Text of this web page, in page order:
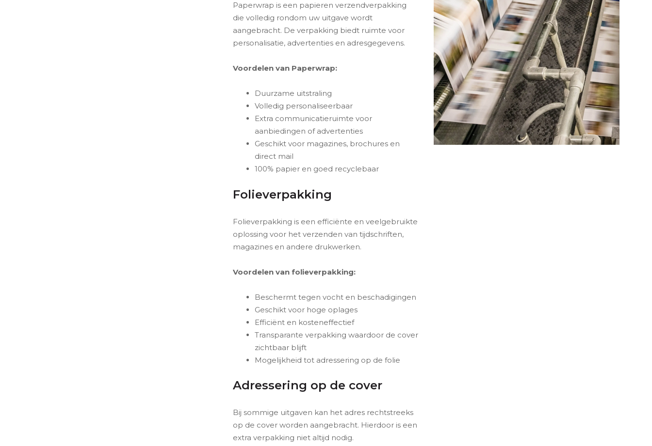
Paperwrap is een papieren verzendverpakking
die volledig rondom uw uitgave wordt
aangebracht. De verpakking biedt ruimte voor
personalisatie, advertenties en adresgegevens.
Voordelen van Paperwrap:
Duurzame uitstraling
Volledig personaliseerbaar
Extra communicatieruimte voor
aanbiedingen of advertenties
Geschikt voor magazines, brochures en
direct mail
100% papier en goed recyclebaar
Folieverpakking
Folieverpakking is een efficiënte en veelgebruikte
oplossing voor het verzenden van tijdschriften,
magazines en andere drukwerken.
Voordelen van folieverpakking:
Beschermt tegen vocht en beschadigingen
Geschikt voor hoge oplages
Efficiënt en kosteneffectief
Transparante verpakking waardoor de cover
zichtbaar blijft
Mogelijkheid tot adressering op de folie
Adressering op de cover
Bij sommige uitgaven kan het adres rechtstreeks
op de cover worden aangebracht. Hierdoor is een
extra verpakking niet altijd nodig.